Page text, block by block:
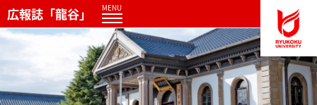
広報誌「龍谷」 MENU